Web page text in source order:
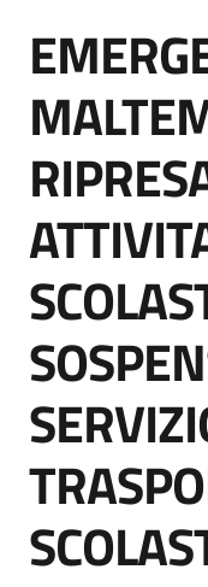
Servizi
Vivere
Casalfiumanese
5x1000
Servizi
on-
line
Tutti
gli
argomenti
Salta al contenuto